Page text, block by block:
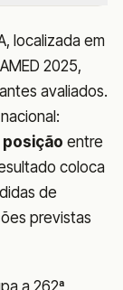
localizada em
2025,
avaliados.
posição entre
coloca
de
previstas
a 262ª